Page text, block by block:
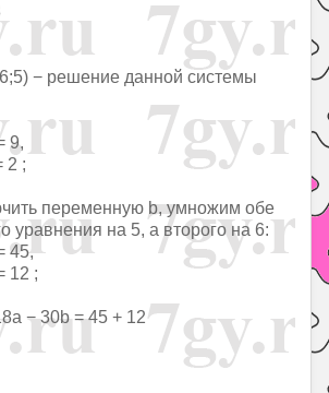
− решение данной системы
9,
2 ;
переменную b, умножим обе
уравнения на 5, а второго на 6:
45,
12 ;
− 30b = 45 + 12